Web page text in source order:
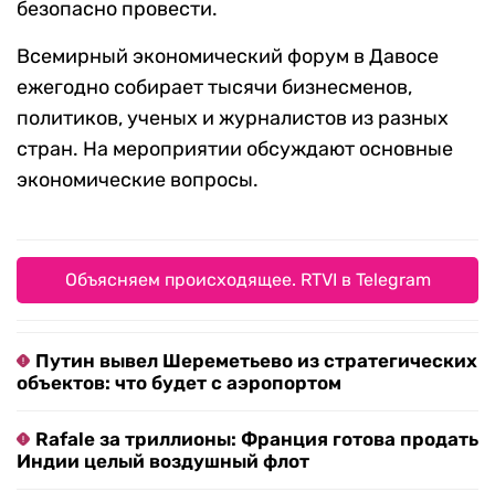
безопасно провести.
Всемирный экономический форум в Давосе
ежегодно собирает тысячи бизнесменов,
политиков, ученых и журналистов из разных
стран. На мероприятии обсуждают основные
экономические вопросы.
Объясняем происходящее. RTVI в Telegram
Путин вывел Шереметьево из стратегических
объектов: что будет с аэропортом
Rafale за триллионы: Франция готова продать
Индии целый воздушный флот